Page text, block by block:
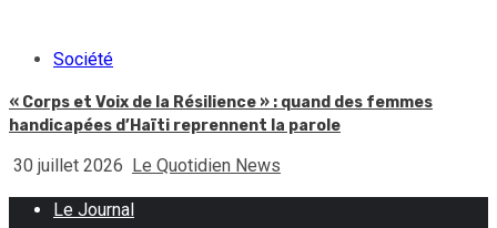
Société
« Corps et Voix de la Résilience » : quand des femmes
handicapées d’Haïti reprennent la parole
30 juillet 2026 Le Quotidien News
Le Journal